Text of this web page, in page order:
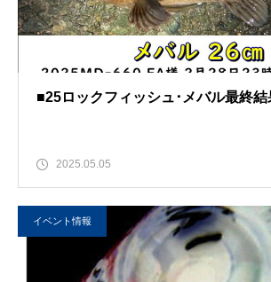
■25ロックフィッシュ･メバル最終結
2025.05.05
イベント情報